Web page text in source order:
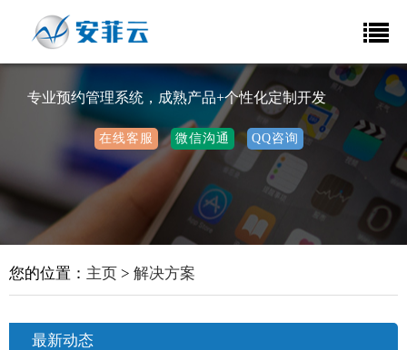
专业预约管理系统，成熟产品+个性化定制开发
在线客服 微信沟通 QQ咨询
您的位置： 主页 > 解决方案
最新动态